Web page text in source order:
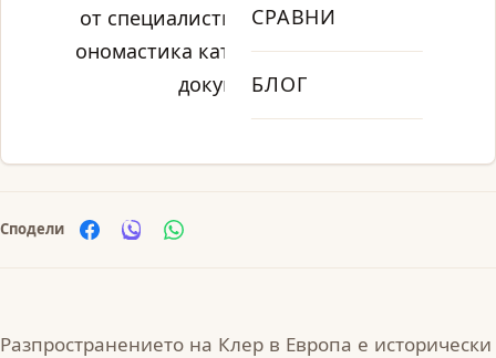
СРАВНИ
БЛОГ
от специалистите по историческа
ономастика като стабилен и добре
документиран
Сподели
Разпространението на Клер в Европа е исторически